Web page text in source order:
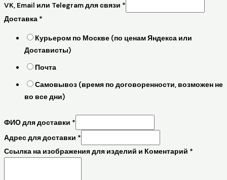
VK, Email или Telegram для связи *
Доставка *
Курьером по Москве (по ценам Яндекса или
Достависты)
Почта
Самовывоз (время по договоренности, возможен не
во все дни)
ФИО для доставки *
Адрес для доставки *
Ссылка на изображения для изделий и Коментарий *